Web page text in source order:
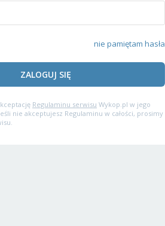
nie pamiętam hasła
ZALOGUJ SIĘ
Regulaminu serwisu Wykop.pl w jego
nie akceptujesz Regulaminu w całości, prosimy